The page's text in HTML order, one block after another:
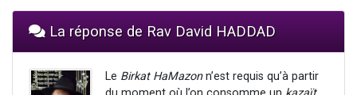
La réponse de Rav David HADDAD
Le Birkat HaMazonn’est requis qu’à partir